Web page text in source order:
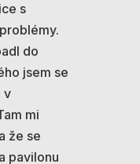
s
do
jsem se
v
mi
že se
pavilonu